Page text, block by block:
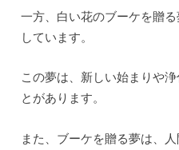
一方、白い花のブーケを贈
しています。
この夢は、新しい始まりや
とがあります。
また、ブーケを贈る夢は、